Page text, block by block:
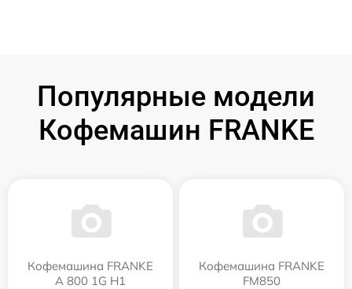
Популярные модели
Кофемашин FRANKE
Кофемашина FRANKE
A 800 1G H1
Кофемашина FRANKE
FM850